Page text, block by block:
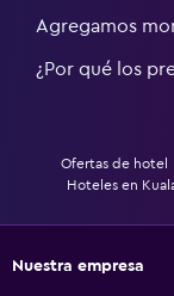
Agregamos
¿Por qué los
Ofertas de hotel
Hoteles en
Nuestra empresa